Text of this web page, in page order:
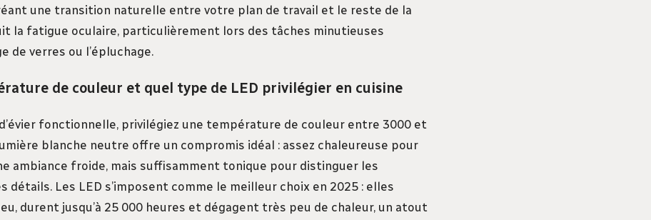
une transition naturelle entre votre plan de travail et le reste de la
la fatigue oculaire, particulièrement lors des tâches minutieuses
de verres ou l’épluchage.
de couleur et quel type de LED privilégier en cuisine
fonctionnelle, privilégiez une température de couleur entre 3000 et
blanche neutre offre un compromis idéal : assez chaleureuse pour
ambiance froide, mais suffisamment tonique pour distinguer les
détails. Les LED s’imposent comme le meilleur choix en 2025 : elles
durent jusqu’à 25 000 heures et dégagent très peu de chaleur, un atout